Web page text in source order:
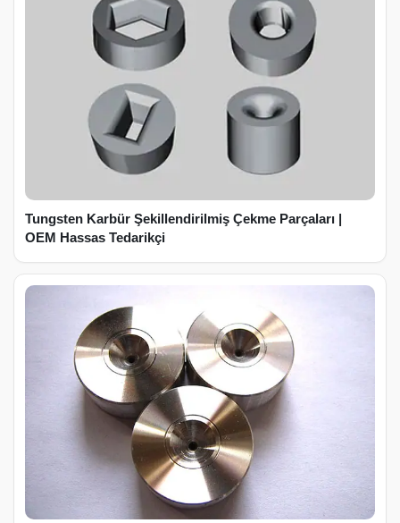
Tungsten Karbür Şekillendirilmiş Çekme Parçaları |
OEM Hassas Tedarikçi